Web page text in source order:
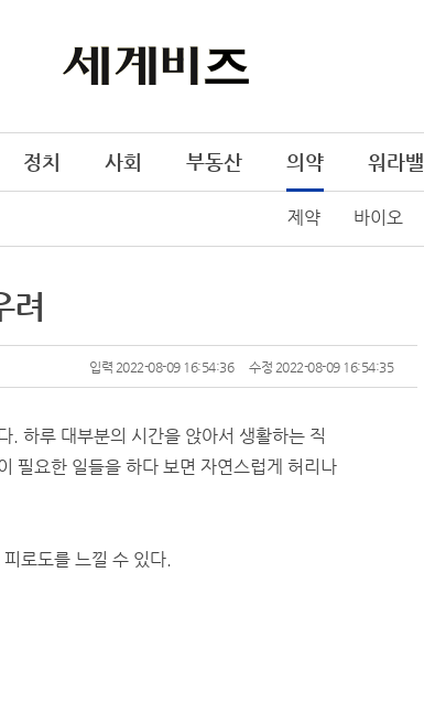
정치 사회 부동산 의약
제약 바이오
워라밸
려
입력 2022-08-09 16:54:36 수정 2022-08-09 16:54:35
. 하루 대부분의 시간을 앉아서 생활하는 직
필요한 일들을 하다 보면 자연스럽게 허리나
로도를 느낄 수 있다.